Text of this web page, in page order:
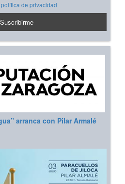
de privacidad
arranca con Pilar Armalé